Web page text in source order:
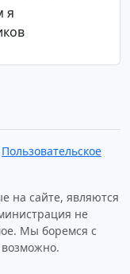
я
Пользовательское
на сайте, являются
не
Мы боремся с